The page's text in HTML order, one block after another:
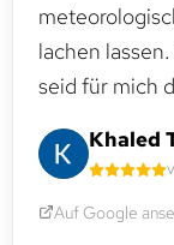
lachen
seid für mich
Khaled
Auf Google